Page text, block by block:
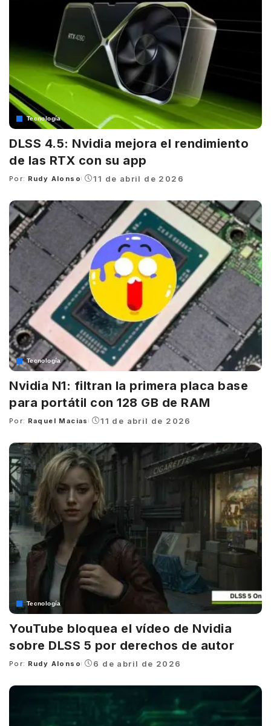
Tecnología
DLSS 4.5: Nvidia mejora el rendimiento
de las RTX con su app
Posted
Por: Rudy Alonso 11 de abril de 2026
Tecnología
Nvidia N1: filtran la primera placa base
para portátil con 128 GB de RAM
Posted
Por: Raquel Macias 11 de abril de 2026
Tecnología
YouTube bloquea el vídeo de Nvidia
sobre DLSS 5 por derechos de autor
Posted
Por: Rudy Alonso 6 de abril de 2026